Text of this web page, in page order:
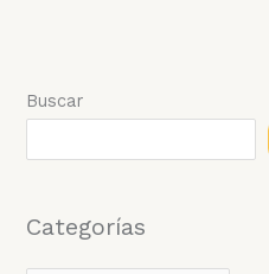
de
UVD
Buscar
Categorías